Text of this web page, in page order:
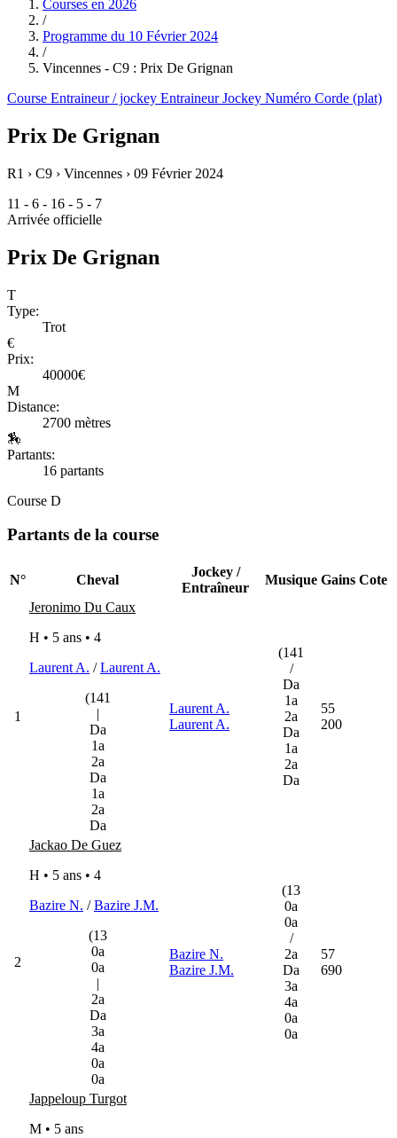
Courses en 2026
/
Programme du 10 Février 2024
/
Vincennes - C9 : Prix De Grignan
Course Entraineur / jockey EntraineurJockey Numéro Corde (plat)
Prix De Grignan
R1 › C9 › Vincennes › 09 Février 2024
11 - 6 - 16 - 5 - 7
Arrivée officielle
Prix De Grignan
T
Type:
Trot
€
Prix:
40000€
M
Distance:
2700 mètres
🏇
Partants:
16 partants
Course D
Partants de la course
N° Cheval
Jockey /
Entraîneur
Musique Gains Cote
1
Jeronimo Du Caux
H • 5 ans • 4
Laurent A. /Laurent A.
(141
|
Da
1a
2a
Da
1a
2a
Da
Laurent A.
Laurent A.
(141
/
Da
1a
2a
Da
1a
2a
Da
55
200
2
Jackao De Guez
H • 5 ans • 4
Bazire N. /Bazire J.M.
(13
0a
0a
|
2a
Da
3a
4a
0a
0a
Bazire N.
Bazire J.M.
(13
0a
0a
/
2a
Da
3a
4a
0a
0a
57
690
Jappeloup Turgot
M • 5 ans